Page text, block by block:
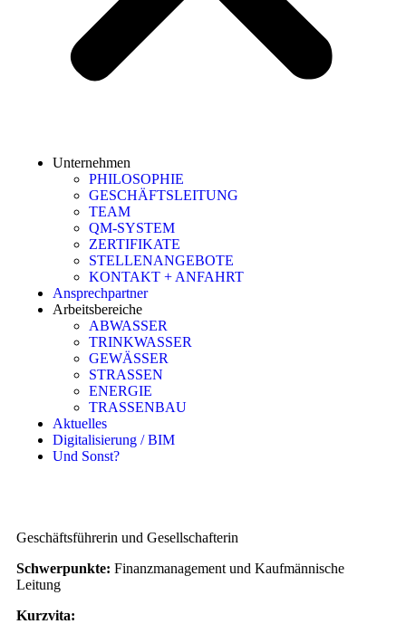
Unternehmen
PHILOSOPHIE
GESCHÄFTSLEITUNG
TEAM
QM-SYSTEM
ZERTIFIKATE
STELLENANGEBOTE
KONTAKT + ANFAHRT
Ansprechpartner
Arbeitsbereiche
ABWASSER
TRINKWASSER
GEWÄSSER
STRASSEN
ENERGIE
TRASSENBAU
Aktuelles
Digitalisierung / BIM
Und Sonst?
Geschäftsführerin und Gesellschafterin
Schwerpunkte: Finanzmanagement und Kaufmännische
Leitung
Kurzvita: